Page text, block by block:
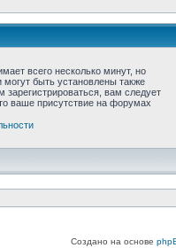
всего несколько минут, но
быть установлены также
зарегистрироваться, вам следует
ваше присутствие на форумах
Создано на основе